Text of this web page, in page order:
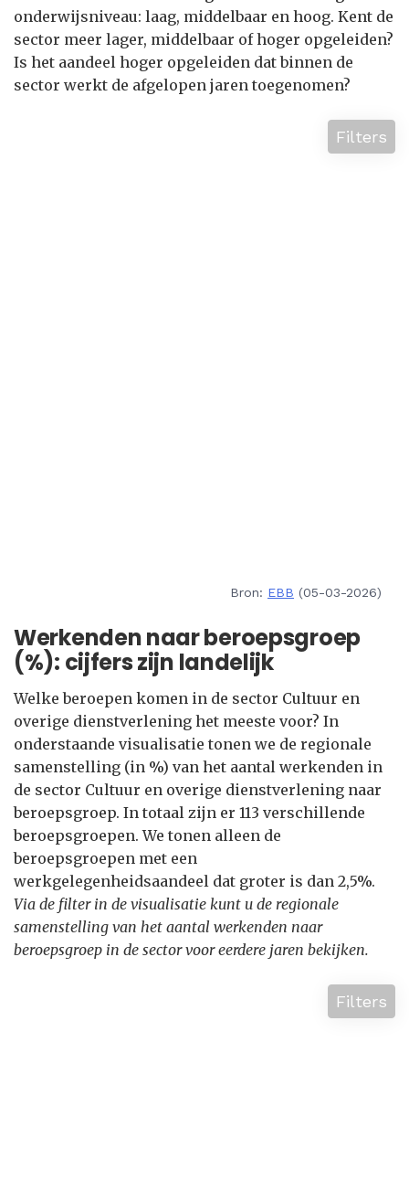
onderwijsniveau: laag, middelbaar en hoog. Kent de
sector meer lager, middelbaar of hoger opgeleiden?
Is het aandeel hoger opgeleiden dat binnen de
sector werkt de afgelopen jaren toegenomen?
Filters
Bron: EBB (05-03-2026)
Werkenden naar beroepsgroep
(%): cijfers zijn landelijk
Welke beroepen komen in de sector Cultuur en
overige dienstverlening het meeste voor? In
onderstaande visualisatie tonen we de regionale
samenstelling (in %) van het aantal werkenden in
de sector Cultuur en overige dienstverlening naar
beroepsgroep. In totaal zijn er 113 verschillende
beroepsgroepen. We tonen alleen de
beroepsgroepen met een
werkgelegenheidsaandeel dat groter is dan 2,5%.
Via de filter in de visualisatie kunt u de regionale
samenstelling van het aantal werkenden naar
beroepsgroep in de sector voor eerdere jaren bekijken.
Filters